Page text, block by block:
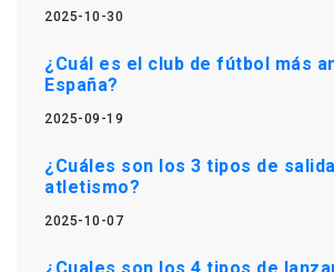
2025-10-30
¿Cuál es el club de fútbol más
España?
2025-09-19
¿Cuáles son los 3 tipos de
atletismo?
2025-10-07